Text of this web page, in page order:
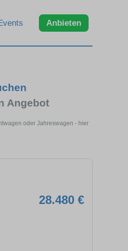
Anbieten
Angebot
oder Jahreswagen - hier
28.480 €